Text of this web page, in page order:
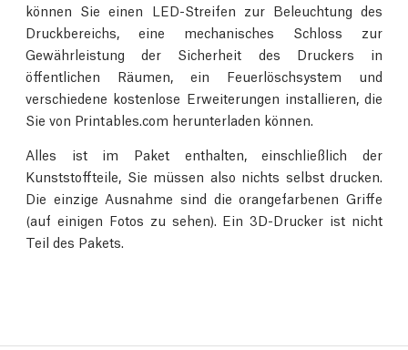
können Sie einen LED-Streifen zur Beleuchtung des
Druckbereichs, eine mechanisches Schloss zur
Gewährleistung der Sicherheit des Druckers in
öffentlichen Räumen, ein Feuerlöschsystem und
verschiedene kostenlose Erweiterungen installieren, die
Sie von Printables.com herunterladen können.
Alles ist im Paket enthalten, einschließlich der
Kunststoffteile, Sie müssen also nichts selbst drucken.
Die einzige Ausnahme sind die orangefarbenen Griffe
(auf einigen Fotos zu sehen). Ein 3D-Drucker ist nicht
Teil des Pakets.